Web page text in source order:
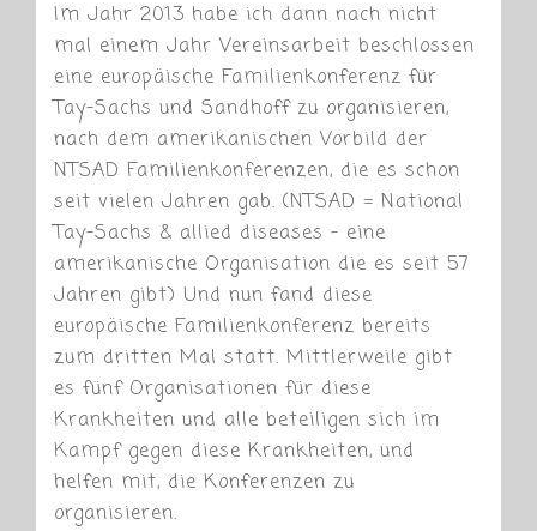
Im Jahr 2013 habe ich dann nach nicht
mal einem Jahr Vereinsarbeit beschlossen
eine europäische Familienkonferenz für
Tay-Sachs und Sandhoff zu organisieren,
nach dem amerikanischen Vorbild der
NTSAD Familienkonferenzen, die es schon
seit vielen Jahren gab. (NTSAD = National
Tay-Sachs & allied diseases – eine
amerikanische Organisation die es seit 57
Jahren gibt) Und nun fand diese
europäische Familienkonferenz bereits
zum dritten Mal statt. Mittlerweile gibt
es fünf Organisationen für diese
Krankheiten und alle beteiligen sich im
Kampf gegen diese Krankheiten, und
helfen mit, die Konferenzen zu
organisieren.